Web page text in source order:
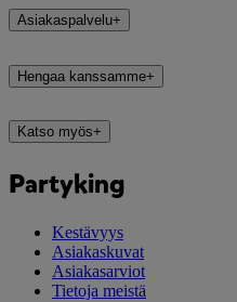
Asiakaspalvelu+
Hengaa kanssamme+
Katso myös+
Partyking
Kestävyys
Asiakaskuvat
Asiakasarviot
Tietoja meistä